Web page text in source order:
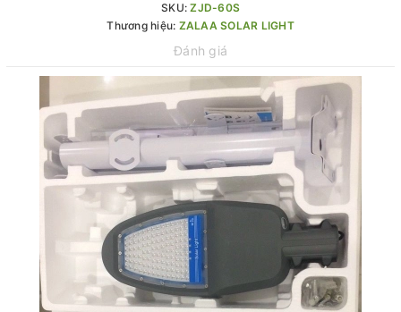
SKU:ZJD-60S
Thương hiệu: ZALAA SOLAR LIGHT
Đánh giá